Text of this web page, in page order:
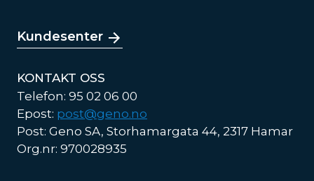
Kundesenter
KONTAKT OSS
Telefon: 95 02 06 00
Epost: post@geno.no
Post: Geno SA, Storhamargata 44, 2317 Hamar
Org.nr: 970028935